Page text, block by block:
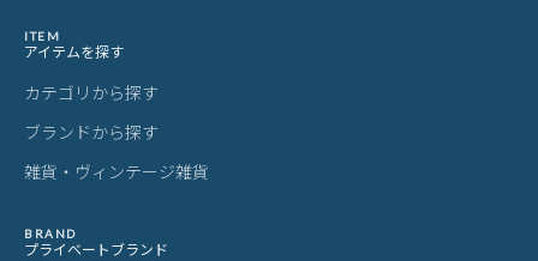
ITEM
アイテムを探す
カテゴリから探す
ブランドから探す
雑貨・ヴィンテージ雑貨
BRAND
プライベートブランド